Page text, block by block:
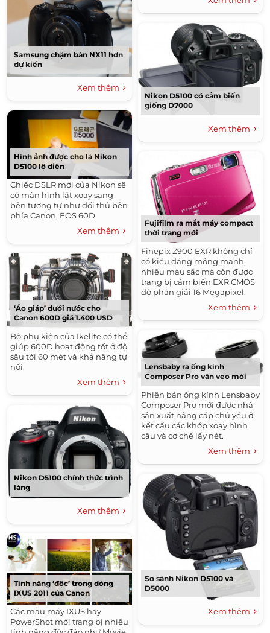
Samsung chậm bán NX11 hơn
dự kiến
Xem thêm
Hình ảnh được cho là Nikon
D5100 lộ diện
Chiếc DSLR mới của Nikon sẽ
có màn hình lật xoay sang
bên tương tự như đối thủ bên
phía Canon, EOS 60D.
Xem thêm
‘Áo giáp’ dưới nước cho
Canon 600D giá 1.400 USD
Bộ phụ kiện của Ikelite có thể
giúp 600D hoạt động tốt ở độ
sâu tới 60 mét và khả năng tự
nổi.
Xem thêm
Nikon D5100 chính thức trình
làng
Xem thêm
Tính năng ‘độc’ trong dòng
IXUS 2011 của Canon
Các mẫu máy IXUS hay
PowerShot mới trang bị nhiều
Nikon D5100 có cảm biến
giống D7000
Xem thêm
Fujifilm ra mắt máy compact
thời trang mới
Finepix Z900 EXR không chỉ
có kiểu dáng mỏng manh,
nhiều màu sắc mà còn được
trang bị cảm biến EXR CMOS
độ phân giải 16 Megapixel.
Xem thêm
Lensbaby ra ống kính
Composer Pro vặn vẹo mới
Phiên bản ống kính Lensbaby
Composer Pro mới được nhà
sản xuất nâng cấp chủ yếu ở
kết cấu các khớp xoay hình
cầu và cơ chế lấy nét.
Xem thêm
So sánh Nikon D5100 và
D5000
Xem thêm